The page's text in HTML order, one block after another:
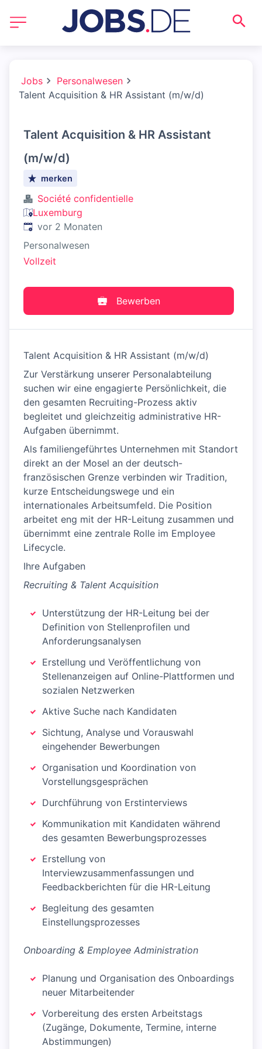
Jobs
Personalwesen
Talent Acquisition & HR Assistant (m/w/d)
Talent Acquisition & HR Assistant
(m/w/d)
merken
Société confidentielle
Luxemburg
Veröffentlicht:
vor 2 Monaten
Personalwesen
Vollzeit
Bewerben
Talent Acquisition & HR Assistant (m/w/d)
Zur Verstärkung unserer Personalabteilung
suchen wir eine engagierte Persönlichkeit, die
den gesamten Recruiting-Prozess aktiv
begleitet und gleichzeitig administrative HR-
Aufgaben übernimmt.
Als familiengeführtes Unternehmen mit Standort
direkt an der Mosel an der deutsch-
französischen Grenze verbinden wir Tradition,
kurze Entscheidungswege und ein
internationales Arbeitsumfeld. Die Position
arbeitet eng mit der HR-Leitung zusammen und
übernimmt eine zentrale Rolle im Employee
Lifecycle.
Ihre Aufgaben
Recruiting & Talent Acquisition
Unterstützung der HR-Leitung bei der
Definition von Stellenprofilen und
Anforderungsanalysen
Erstellung und Veröffentlichung von
Stellenanzeigen auf Online-Plattformen und
sozialen Netzwerken
Aktive Suche nach Kandidaten
Sichtung, Analyse und Vorauswahl
eingehender Bewerbungen
Organisation und Koordination von
Vorstellungsgesprächen
Durchführung von Erstinterviews
Kommunikation mit Kandidaten während
des gesamten Bewerbungsprozesses
Erstellung von
Interviewzusammenfassungen und
Feedbackberichten für die HR-Leitung
Begleitung des gesamten
Einstellungsprozesses
Onboarding & Employee Administration
Planung und Organisation des Onboardings
neuer Mitarbeitender
Vorbereitung des ersten Arbeitstags
(Zugänge, Dokumente, Termine, interne
Abstimmungen)